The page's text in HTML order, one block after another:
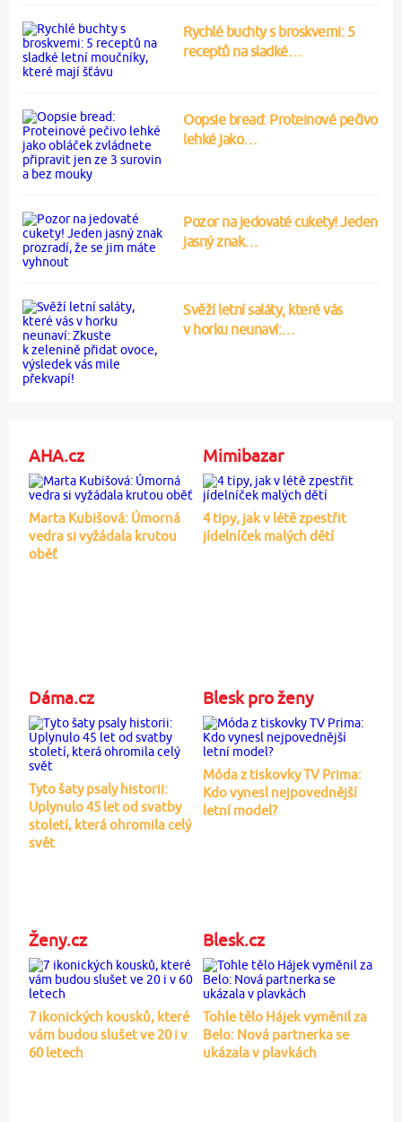
Rychlé buchty s broskvemi: 5
receptů na sladké…
Oopsie bread: Proteinové pečivo
lehké jako…
Pozor na jedovaté cukety! Jeden
jasný znak…
Svěží letní saláty, které vás
v horku neunaví:…
AHA.cz
Marta Kubišová: Úmorná
vedra si vyžádala krutou
oběť
Mimibazar
4 tipy, jak v létě zpestřit
jídelníček malých dětí
Dáma.cz
Tyto šaty psaly historii:
Uplynulo 45 let od svatby
století, která ohromila celý
svět
Blesk pro ženy
Móda z tiskovky TV Prima:
Kdo vynesl nejpovednější
letní model?
Ženy.cz
7 ikonických kousků, které
vám budou slušet ve 20 i v
60 letech
Blesk.cz
Tohle tělo Hájek vyměnil za
Belo: Nová partnerka se
ukázala v plavkách